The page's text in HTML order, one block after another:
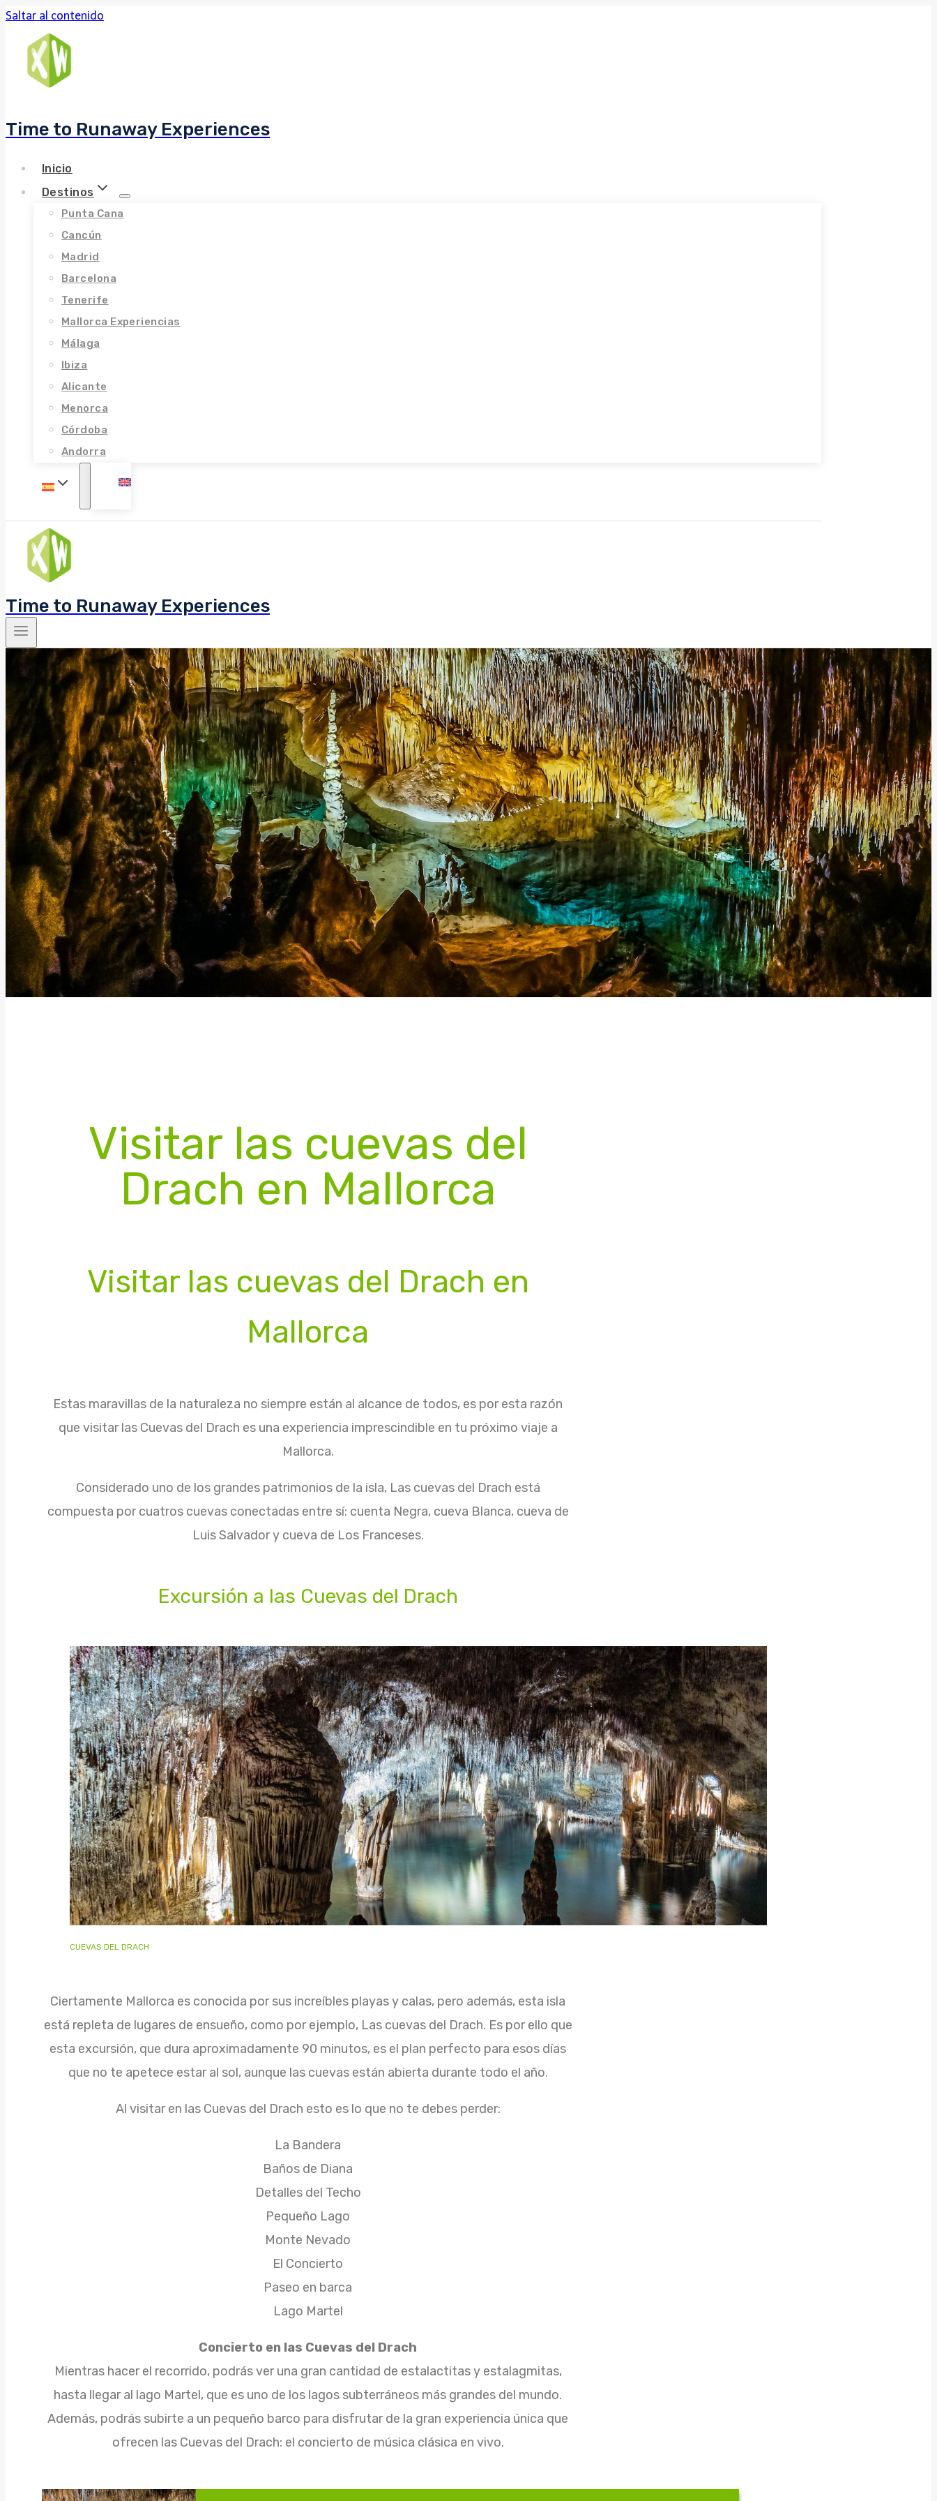
Saltar al contenido
Time to Runaway Experiences
Inicio
Destinos
Punta Cana
Cancún
Madrid
Barcelona
Tenerife
Mallorca Experiencias
Málaga
Ibiza
Alicante
Menorca
Córdoba
Andorra
Time to Runaway Experiences
Visitar las cuevas del
Drach en Mallorca
Visitar las cuevas del Drach en
Mallorca
Estas maravillas de la naturaleza no siempre están al alcance de todos, es por esta razón
que visitar las Cuevas del Drach es una experiencia imprescindible en tu próximo viaje a
Mallorca.
Considerado uno de los grandes patrimonios de la isla, Las cuevas del Drach está
compuesta por cuatros cuevas conectadas entre sí: cuenta Negra, cueva Blanca, cueva de
Luis Salvador y cueva de Los Franceses.
Excursión a las Cuevas del Drach
CUEVAS DEL DRACH
Ciertamente Mallorca es conocida por sus increíbles playas y calas, pero además, esta isla
está repleta de lugares de ensueño, como por ejemplo, Las cuevas del Drach. Es por ello que
esta excursión, que dura aproximadamente 90 minutos, es el plan perfecto para esos días
que no te apetece estar al sol, aunque las cuevas están abierta durante todo el año.
Al visitar en las Cuevas del Drach esto es lo que no te debes perder:
La Bandera
Baños de Diana
Detalles del Techo
Pequeño Lago
Monte Nevado
El Concierto
Paseo en barca
Lago Martel
Concierto en las Cuevas del Drach
Mientras hacer el recorrido, podrás ver una gran cantidad de estalactitas y estalagmitas,
hasta llegar al lago Martel, que es uno de los lagos subterráneos más grandes del mundo.
Además, podrás subirte a un pequeño barco para disfrutar de la gran experiencia única que
ofrecen las Cuevas del Drach: el concierto de música clásica en vivo.